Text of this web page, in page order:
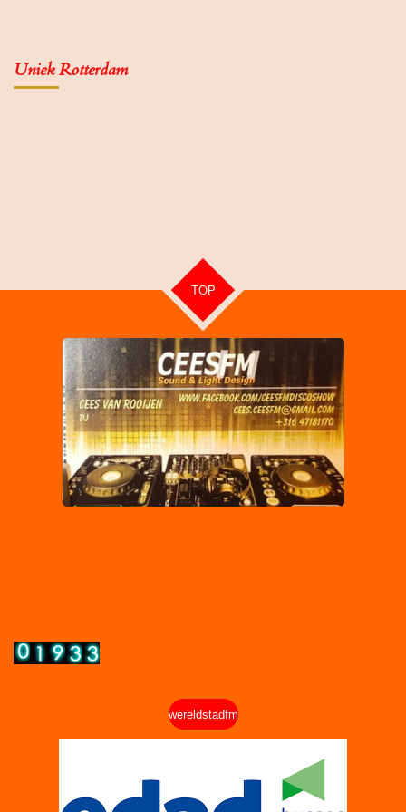
Uniek Rotterdam
TOP
wereldstadfm